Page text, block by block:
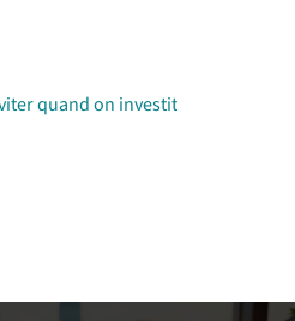
quand on investit